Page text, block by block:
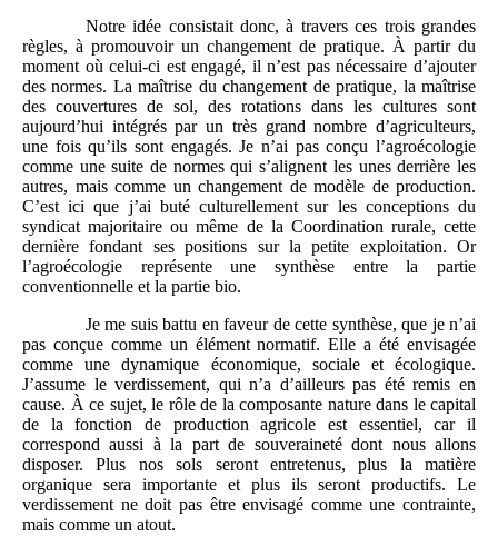
Notre idée consistait donc, à travers ces trois grandes
règles, à promouvoir un changement de pratique. À partir du
moment où celui-ci est engagé, il n’est pas nécessaire d’ajouter
des normes. La maîtrise du changement de pratique, la maîtrise
des couvertures de sol, des rotations dans les cultures sont
aujourd’hui intégrés par un très grand nombre d’agriculteurs,
une fois qu’ils sont engagés. Je n’ai pas conçu l’agroécologie
comme une suite de normes qui s’alignent les unes derrière les
autres, mais comme un changement de modèle de production.
C’est ici que j’ai buté culturellement sur les conceptions du
syndicat majoritaire ou même de la Coordination rurale, cette
dernière fondant ses positions sur la petite exploitation. Or
l’agroécologie représente une synthèse entre la partie
conventionnelle et la partie bio.
Je me suis battu en faveur de cette synthèse, que je n’ai
pas conçue comme un élément normatif. Elle a été envisagée
comme une dynamique économique, sociale et écologique.
J’assume le verdissement, qui n’a d’ailleurs pas été remis en
cause. À ce sujet, le rôle de la composante nature dans le capital
de la fonction de production agricole est essentiel, car il
correspond aussi à la part de souveraineté dont nous allons
disposer. Plus nos sols seront entretenus, plus la matière
organique sera importante et plus ils seront productifs. Le
verdissement ne doit pas être envisagé comme une contrainte,
mais comme un atout.